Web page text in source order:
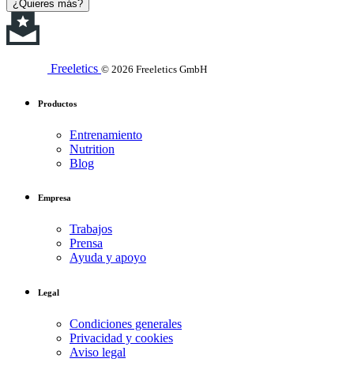
¿Quieres más?
Freeletics © 2026 Freeletics GmbH
Productos
Entrenamiento
Nutrition
Blog
Empresa
Trabajos
Prensa
Ayuda y apoyo
Legal
Condiciones generales
Privacidad y cookies
Aviso legal